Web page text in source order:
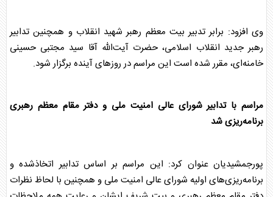
وی افزود: برابر تدبیر بیت معظم رهبر شهید انقلاب و همچنین تدابیر
رهبر جدید انقلاب اسلامی، حضرت آیت‌الله آقا سید مجتبی حسینی
خامنه‌ای، مقرر شده است این مراسم در روزهای آینده برگزار شود.
مراسم با تدابیر شورای عالی امنیت ملی و دفتر مقام معظم رهبری
برنامه‌ریزی شد
پورجمشیدیان عنوان کرد: این مراسم بر اساس تدابیر اتخاذشده و
برنامه‌ریزی‌های اولیه شورای عالی امنیت ملی و همچنین با لحاظ نظرات